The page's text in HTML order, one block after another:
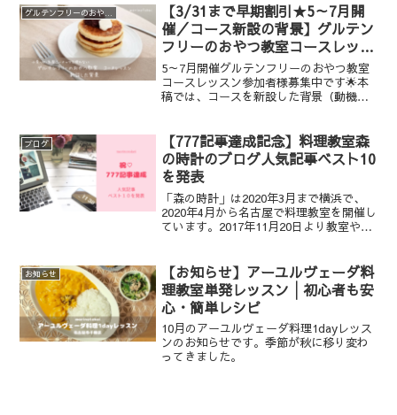
【3/31まで早期割引★5～7月開
催／コース新設の背景】グルテン
フリーのおやつ教室コースレッス
ン
5～7月開催グルテンフリーのおやつ教室
コースレッスン参加者様募集中です🌟本
稿では、コースを新設した背景（動機）
レッスン今まで、グルテンフリーのおや
つ教室は単発で開催して...
ブログ
【777記事達成記念】料理教室森
の時計のブログ人気記事ベスト10
を発表
「森の時計」は2020年3月まで横浜で、
2020年4月から名古屋で料理教室を開催し
ています。2017年11月20日より教室や料
お知らせ
【お知らせ】アーユルヴェーダ料
理教室単発レッスン│初心者も安
心・簡単レシピ
10月のアーユルヴェーダ料理1dayレッス
ンのお知らせです。季節が秋に移り変わ
ってきました。